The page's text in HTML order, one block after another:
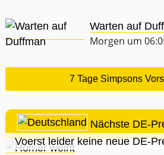
Warten auf
Morgen um
7 Tage Simpsons
Nächste DE-
Voerst leider keine neue DE-